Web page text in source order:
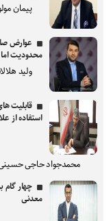
پیمان
عوارض
محدودیت
ولید
قابلیت
استفاده از
محمدجواد حاجی
چهار گام
معدنی